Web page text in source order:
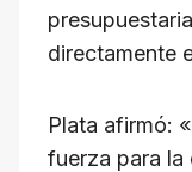
directamente
Plata afirmó:
fuerza para la